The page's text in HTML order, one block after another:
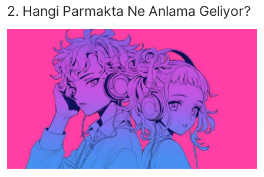
2. Hangi Parmakta Ne Anlama Geliyor?